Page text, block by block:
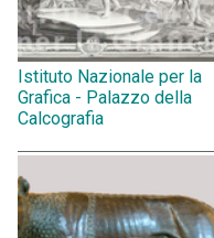
Istituto Nazionale per la
Grafica - Palazzo della
Calcografia